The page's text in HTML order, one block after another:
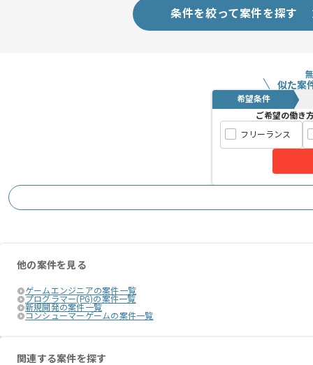
条件を絞って案件を探す
似た案
希望条件
ご希望の働き
フリーランス
他の案件を見る
ゲームエンジニアの案件一覧
プログラマー(PG)の案件一覧
新規開発の案件一覧
コンシューマーゲームの案件一覧
関連する案件を探す